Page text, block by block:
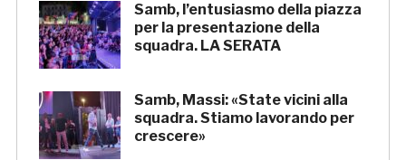
Samb, l’entusiasmo della piazza
per la presentazione della
squadra. LA SERATA
Samb, Massi: «State vicini alla
squadra. Stiamo lavorando per
crescere»